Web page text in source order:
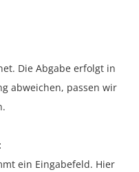
Die Abgabe erfolgt in
abweichen, passen wir
ein Eingabefeld. Hier